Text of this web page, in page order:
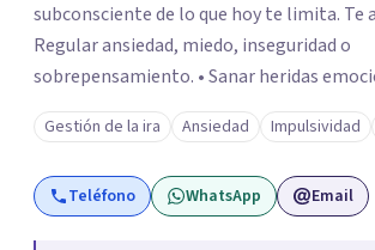
subconsciente de lo que hoy te limita. Te acompaño a •
Regular ansiedad, miedo, inseguridad o
sobrepensamiento. • Sanar heridas
fortalecer tu autoestima. . Comprender por qué repites
ciertos patrones o emociones. Puedes superar lo que te
preocupa y lograr tus objetivos más
imaginas. Contáctame por Wahtsapp.
Gestión de la ira Ansiedad Impulsividad
Teléfono WhatsApp Email